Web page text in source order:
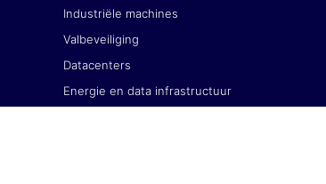
Industriële machines
Valbeveiliging
Datacenters
Energie en data infrastructuur